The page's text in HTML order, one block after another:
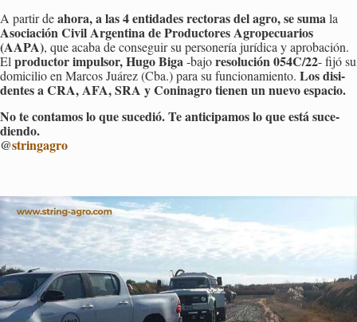
A par­tir deahora, a las 4 en­ti­da­des rec­to­ras del agro, se sumala
Aso­cia­ción Civil Ar­gen­ti­na de Pro­duc­to­res Agro­pe­cua­rios
(AAPA), que acaba de con­se­guir su per­so­ne­ría ju­rí­di­ca y apro­ba­ción.
El pro­duc­tor im­pul­sor, Hugo Biga-bajore­so­lu­ción 054C/22- fijó su
do­mi­ci­lio en Mar­cos Juá­rez (Cba.) para su fun­cio­na­mien­to. Los di­si­
den­tes a CRA, AFA, SRA y Co­ni­na­gro tie­nen un nuevo es­pa­cio.
No te con­ta­mos lo que su­ce­dió. Te an­ti­ci­pa­mos lo que está su­ce­
dien­do.
@strin­ga­gro